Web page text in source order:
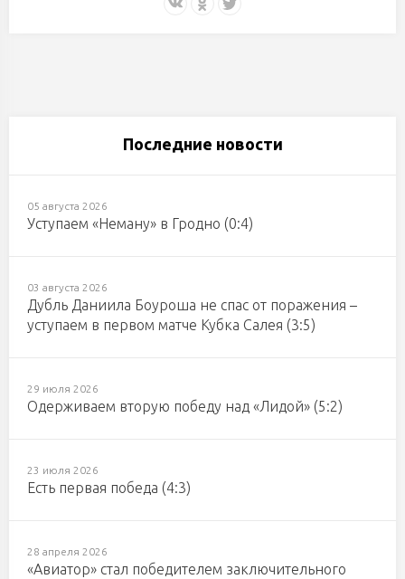
Последние новости
05 августа 2026
Уступаем «Неману» в Гродно (0:4)
03 августа 2026
Дубль Даниила Боуроша не спас от поражения –
уступаем в первом матче Кубка Салея (3:5)
29 июля 2026
Одерживаем вторую победу над «Лидой» (5:2)
23 июля 2026
Есть первая победа (4:3)
28 апреля 2026
«Авиатор» стал победителем заключительного